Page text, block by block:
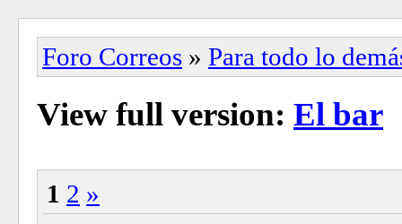
Foro Correos » Para todo lo
View full version: El bar
1 2 »